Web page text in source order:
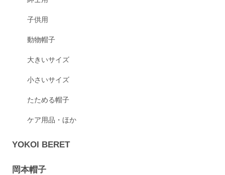
子供用
動物帽子
大きいサイズ
小さいサイズ
たためる帽子
ケア用品・ほか
YOKOI BERET
岡本帽子